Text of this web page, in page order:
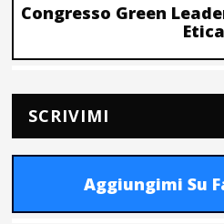
Congresso Green
Etica
SCRIVIMI
Aggiungimi Su